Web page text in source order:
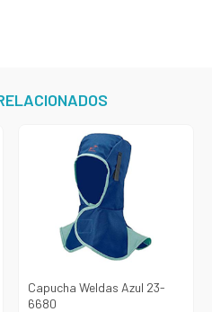
Capucha Weldas Azul 23-
6680